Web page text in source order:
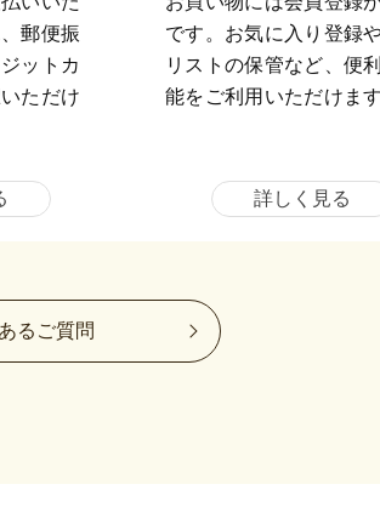
郵便振
ットカ
ただけ
です。お気に入り登録
リストの保管など、便
能をご利用いただけます
詳しく見る
るご質問